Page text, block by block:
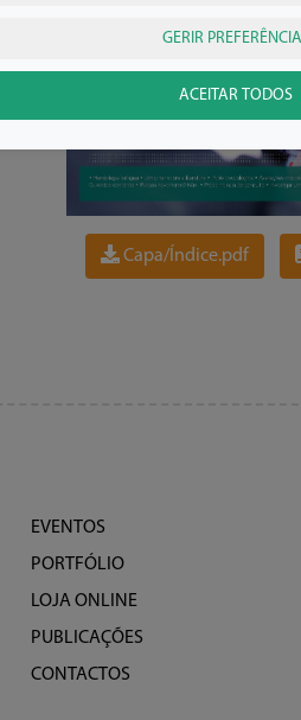
Capa/Índice.pdf
EVENTOS
PORTFÓLIO
LOJA ONLINE
PUBLICAÇÕES
CONTACTOS
GERIR
ACEITAR TODOS